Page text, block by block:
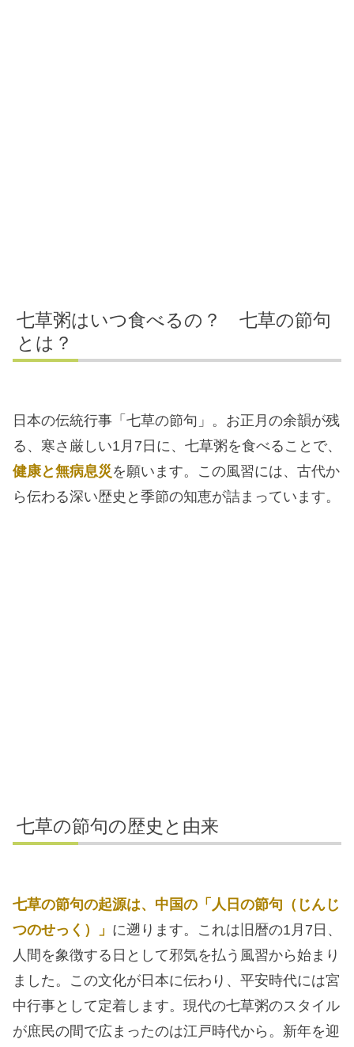
七草粥はいつ食べるの？ 七草の節句
とは？
日本の伝統行事「七草の節句」。お正月の余韻が残
る、寒さ厳しい1月7日に、七草粥を食べることで、
健康と無病息災 を願います。この風習には、古代か
ら伝わる深い歴史と季節の知恵が詰まっています。
七草の節句の歴史と由来
七草の節句の起源は、中国の「人日の節句（じんじ
つのせっく）」 に遡ります。これは旧暦の1月7日、
人間を象徴する日として邪気を払う風習から始まり
ました。この文化が日本に伝わり、平安時代には宮
中行事として定着します。現代の七草粥のスタイル
が庶民の間で広まったのは江戸時代から。新年を迎